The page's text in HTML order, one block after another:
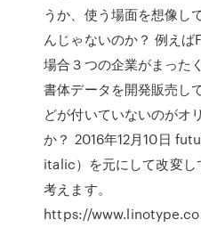
うか、使う場面を想像し
んじゃないのか？ 例え
場合３つの企業がまった
書体データを開発販売し
どが付いていないのがオ
か？ 2016年12月10日
italic）を元にして改変し
考えます。
https://